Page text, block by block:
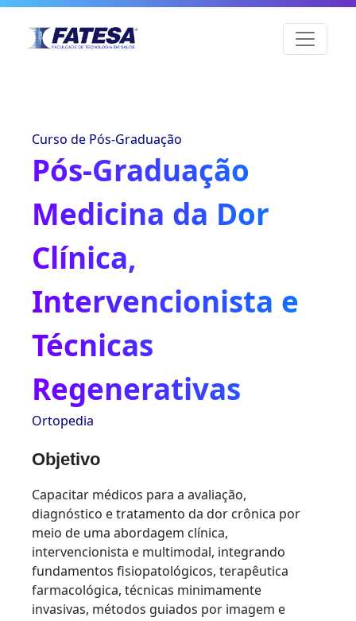
Curso de Pós-Graduação
Pós-Graduação
Medicina da Dor
Clínica,
Intervencionista e
Técnicas
Regenerativas
Ortopedia
Objetivo
Capacitar médicos para a avaliação,
diagnóstico e tratamento da dor crônica por
meio de uma abordagem clínica,
intervencionista e multimodal, integrando
fundamentos fisiopatológicos, terapêutica
farmacológica, técnicas minimamente
invasivas, métodos guiados por imagem e